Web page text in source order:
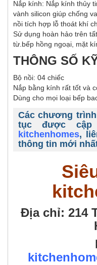
Nắp kính: Nắp kính thủy
vành silicon giúp chống
nồi tích hợp lỗ thoát khí
Sử dụng hoàn hảo trên
từ.bếp hồng ngoại, mặt
THÔNG SỐ
Bộ nồi: 04 chiếc
Nắp bằng kính rất tốt và
Dùng cho mọi loại bếp
Các chương
tục được cập
kitchenhomes,
thông tin mới
Địa chỉ: 214